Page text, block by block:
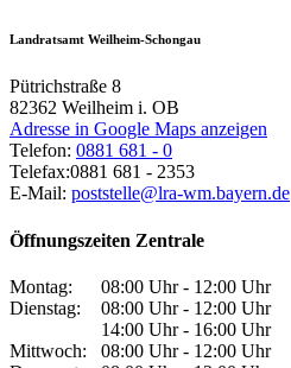
Landratsamt Weilheim-Schongau
Pütrichstraße 8
82362 Weilheim i. OB
Adresse in Google Maps anzeigen
Telefon: 0881 681 - 0
Telefax:0881 681 - 2353
E-Mail: poststelle@lra-wm.bayern.de
Öffnungszeiten Zentrale
Montag:
08:00 Uhr - 12:00 Uhr
Dienstag:
08:00 Uhr - 12:00 Uhr
14:00 Uhr - 16:00 Uhr
Mittwoch:
08:00 Uhr - 12:00 Uhr